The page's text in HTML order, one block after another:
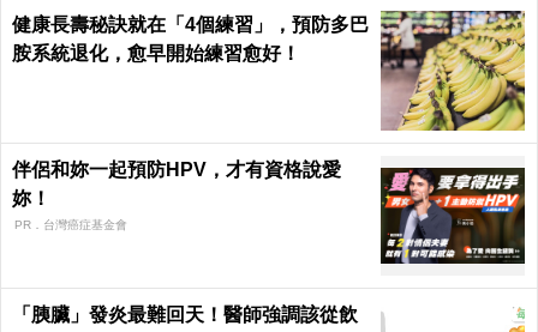
健康長壽秘訣就在「4個練習」，預防多巴
胺系統退化，愈早開始練習愈好！
伴侶和妳一起預防HPV，才有資格說愛
妳！
PR．台灣癌症基金會
「胰臟」發炎最難回天！醫師強調該從飲